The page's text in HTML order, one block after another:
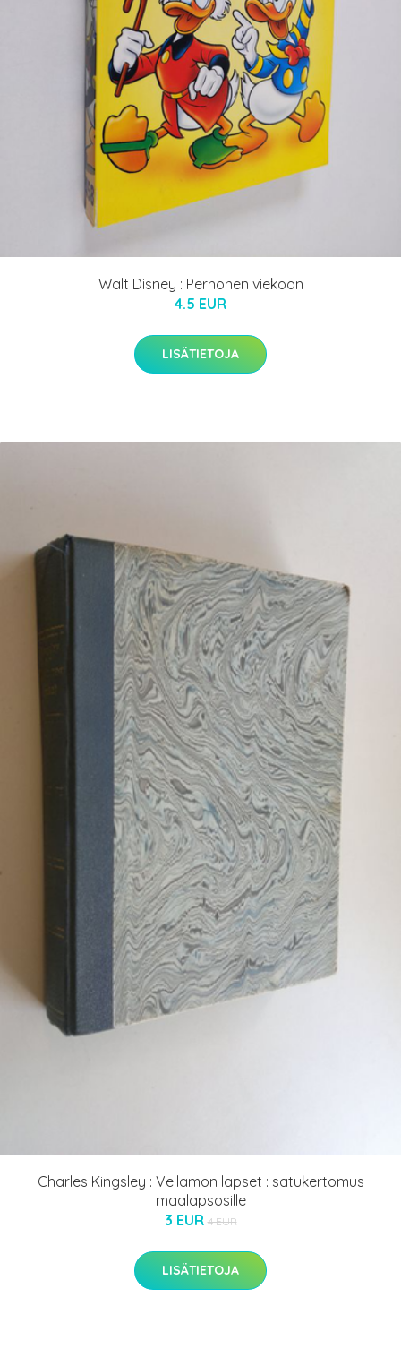
Walt Disney : Perhonen vieköön
4.5 EUR
LISÄTIETOJA
Charles Kingsley : Vellamon lapset : satukertomus
maalapsosille
3 EUR 4 EUR
LISÄTIETOJA